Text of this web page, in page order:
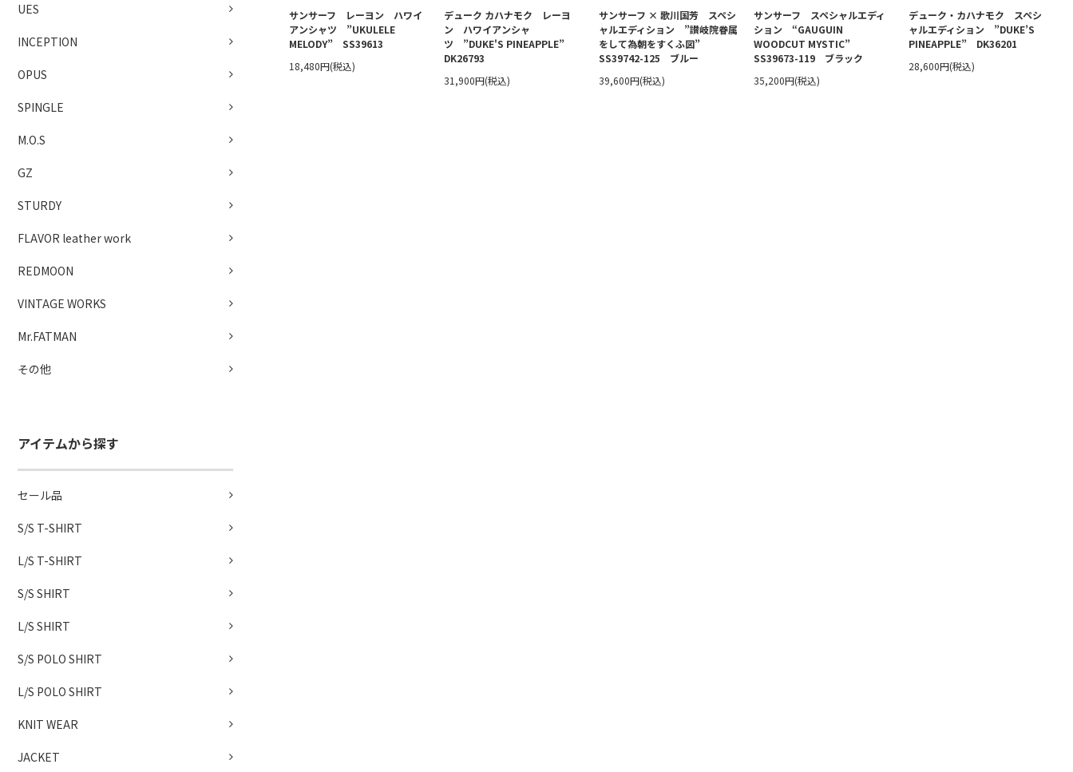
UES
INCEPTION
OPUS
SPINGLE
M.O.S
GZ
STURDY
FLAVOR leather work
REDMOON
VINTAGE WORKS
Mr.FATMAN
その他
アイテムから探す
セール品
S/S T-SHIRT
L/S T-SHIRT
S/S SHIRT
L/S SHIRT
S/S POLO SHIRT
L/S POLO SHIRT
KNIT WEAR
JACKET
サンサーフ レーヨン ハワイ
アンシャツ ”UKULELE
MELODY” SS39613
18,480円(税込)
デューク カハナモク レーヨ
ン ハワイアンシャ
ツ ”DUKE'S PINEAPPLE”
DK26793
31,900円(税込)
サンサーフ × 歌川国芳 スペシ
ャルエディション ”讃岐院眷属
をして為朝をすくふ図”
SS39742-125 ブルー
39,600円(税込)
サンサーフ スペシャルエディ
ション “GAUGUIN
WOODCUT MYSTIC”
SS39673-119 ブラック
35,200円(税込)
デューク・カハナモク スペシ
ャルエディション ”DUKE’S
PINEAPPLE” DK36201
28,600円(税込)